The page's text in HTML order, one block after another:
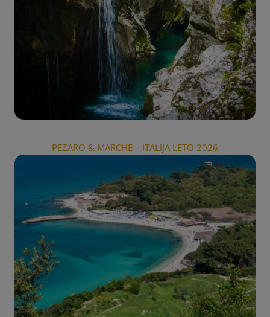
PEZARO & MARCHE – ITALIJA LETO 2026